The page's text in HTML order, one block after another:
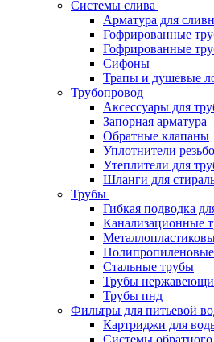
Системы слива
Арматура для
Гофрированные
Гофрированные
Сифоны
Трапы и душевые
Трубопровод
Аксессуары для
Запорная арматура
Обратные клапаны
Уплотнители
Утеплители для
Шланги для
Трубы
Гибкая подводка
Канализационные
Стальные трубы
Трубы
Трубы пнд
Фильтры для питьевой
Картриджи для
Системы обратного